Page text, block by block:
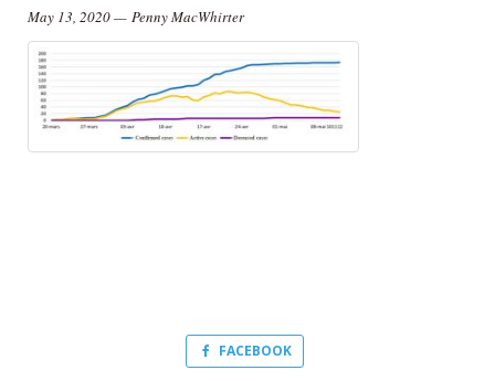
May 13, 2020— Penny MacWhirter
FACEBOOK